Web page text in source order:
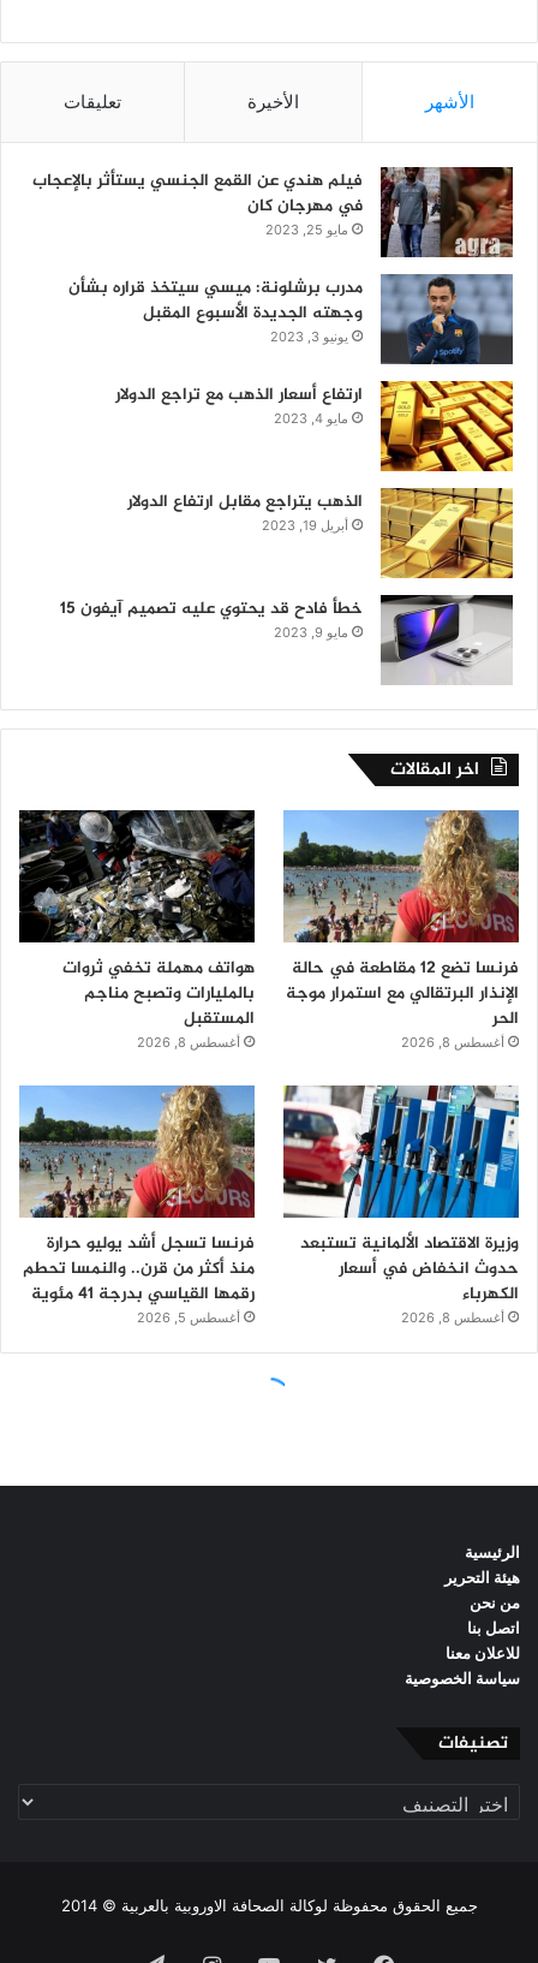
الرئيسية
هيئة التحرير
من نحن
اتصل بنا
للاعلان معنا
سياسة الخصوصية
تصنيفات
تصنيفات
جميع الحقوق محفوظة لوكالة الصحافة الاوروبية بالعربية © 2014